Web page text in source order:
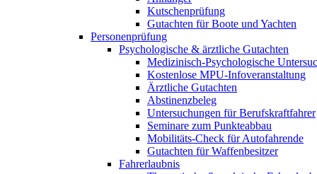
Kutschenprüfung
Gutachten für Boote und Yachten
Personenprüfung
Psychologische & ärztliche Gutachten
Medizinisch-Psychologische
Kostenlose MPU-Infoveranstaltung
Ärztliche Gutachten
Abstinenzbeleg
Untersuchungen für Berufskraftfahrer
Seminare zum Punkteabbau
Mobilitäts-Check für Autofahrende
Gutachten für Waffenbesitzer
Fahrerlaubnis